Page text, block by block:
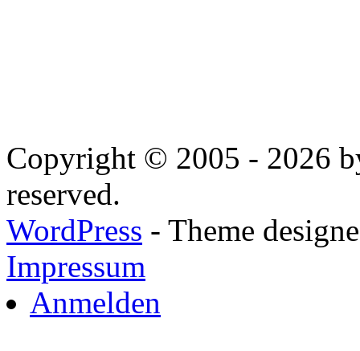
Copyright © 2005 - 2026
reserved.
WordPress - Theme
Impressum
Anmelden